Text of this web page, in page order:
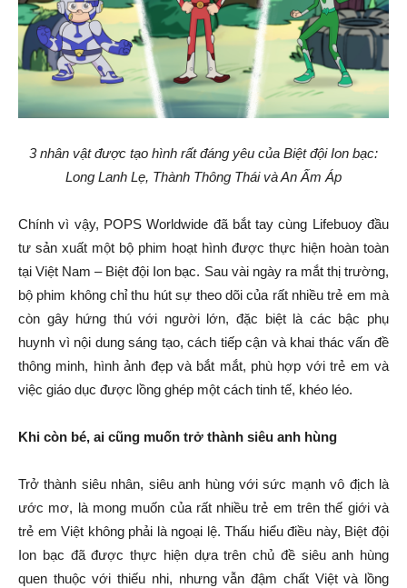
3 nhân vật được tạo hình rất đáng yêu của Biệt đội Ion bạc:
Long Lanh Lẹ, Thành Thông Thái và An Ấm Áp
Chính vì vậy, POPS Worldwide đã bắt tay cùng Lifebuoy đầu
tư sản xuất một bộ phim hoạt hình được thực hiện hoàn toàn
tại Việt Nam – Biệt đội Ion bạc. Sau vài ngày ra mắt thị trường,
bộ phim không chỉ thu hút sự theo dõi của rất nhiều trẻ em mà
còn gây hứng thú với người lớn, đặc biệt là các bậc phụ
huynh vì nội dung sáng tạo, cách tiếp cận và khai thác vấn đề
thông minh, hình ảnh đẹp và bắt mắt, phù hợp với trẻ em và
việc giáo dục được lồng ghép một cách tinh tế, khéo léo.
Khi còn bé, ai cũng muốn trở thành siêu anh hùng
Trở thành siêu nhân, siêu anh hùng với sức mạnh vô địch là
ước mơ, là mong muốn của rất nhiều trẻ em trên thế giới và
trẻ em Việt không phải là ngoại lệ. Thấu hiểu điều này, Biệt đội
Ion bạc đã được thực hiện dựa trên chủ đề siêu anh hùng
quen thuộc với thiếu nhi, nhưng vẫn đậm chất Việt và lồng